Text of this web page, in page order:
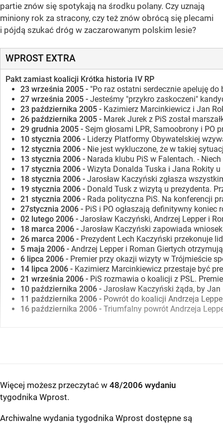
partie znów się spotykają na środku polany. Czy uznają
miniony rok za stracony, czy też znów obrócą się plecami
i pójdą szukać dróg w zaczarowanym polskim lesie?
WPROST EXTRA
Pakt zamiast koalicji Krótka historia IV RP
23 września 2005 - "Po raz ostatni serdecznie apeluję
27 września 2005 - Jesteśmy "przykro zaskoczeni"
23 października 2005 - Kazimierz Marcinkiewicz i Jan
26 października 2005 - Marek Jurek z PiS został
29 grudnia 2005 - Sejm głosami LPR, Samoobrony i PO
10 stycznia 2006 - Liderzy Platformy Obywatelskiej
12 stycznia 2006 - Nie jest wykluczone, że w takiej
13 stycznia 2006 - Narada klubu PiS w Falentach. -
17 stycznia 2006 - Wizyta Donalda Tuska i Jana Rokity
18 stycznia 2006 - Jarosław Kaczyński zgłasza
19 stycznia 2006 - Donald Tusk z wizytą u prezydenta.
21 stycznia 2006 - Rada polityczna PiS. Na konferencji
27stycznia 2006 - PiS i PO ogłaszają definitywny koniec
02 lutego 2006 - Jarosław Kaczyński, Andrzej Lepper i
18 marca 2006 - Jarosław Kaczyński zapowiada
26 marca 2006 - Prezydent Lech Kaczyński przekonuje
5 maja 2006 - Andrzej Lepper i Roman Giertych
6 lipca 2006 - Premier przy okazji wizyty w Trójmieście
14 lipca 2006 - Kazimierz Marcinkiewicz przestaje być
21 września 2006 - PiS rozmawia o koalicji z PSL.
10 października 2006 - Jarosław Kaczyński żąda, by
11 października 2006 - Powrót do koalicji Andrzeja
16 października 2006 - Triumfalny powrót Andrzeja
Więcej możesz przeczytać w 48/2006 wydaniu
tygodnika Wprost.
Archiwalne wydania tygodnika Wprost dostępne są